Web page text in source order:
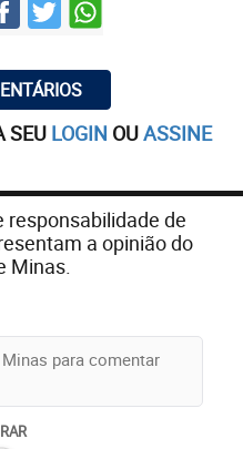
SEU LOGIN OUASSINE
responsabilidade de
a opinião do
Minas.